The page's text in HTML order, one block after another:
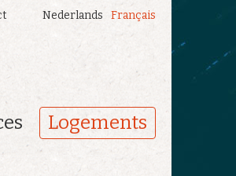
Nederlands Français
Logements